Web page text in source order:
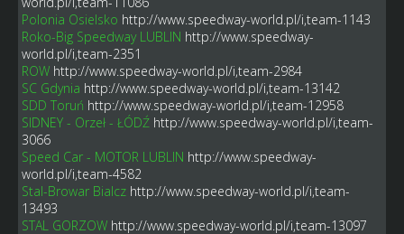
Polonia Osielsko http://www.speedway-world.pl/i,team-1143
Roko-Big Speedway LUBLIN http://www.speedway-
world.pl/i,team-2351
ROW http://www.speedway-world.pl/i,team-2984
SC Gdynia http://www.speedway-world.pl/i,team-13142
SDD Toruń http://www.speedway-world.pl/i,team-12958
SIDNEY - Orzeł - ŁÓDŹ http://www.speedway-world.pl/i,team-
3066
Speed Car - MOTOR LUBLIN http://www.speedway-
world.pl/i,team-4582
Stal-Browar Bialcz http://www.speedway-world.pl/i,team-
13493
STAL GORZOW http://www.speedway-world.pl/i,team-13097